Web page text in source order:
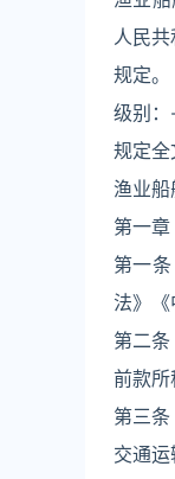
人民
规定
级别
规定全
渔业
第一章
第一
法》
第二
前款所
第三条
交通运